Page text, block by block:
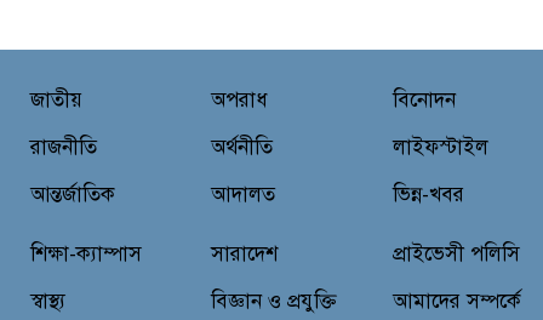
গণসংযোগ : মানুষ ব্যক্তি বা দল নয়,
নবীনগরে ইসলামী ছাত্রসেনার অভিষেক
ও পবিত্র ঈদে মিলাদুন্নবী (সাঃ)
উপলক্ষে স্বাগত র‍্যালি
জাতীয়
রাজনীতি
আন্তর্জাতিক
অপরাধ
অর্থনীতি
আদালত
বিনোদন
লাইফস্টাইল
ভিন্ন-খবর
শিক্ষা-ক্যাম্পাস
স্বাস্থ্য
সারাদেশ
বিজ্ঞান ও প্রযুক্তি
প্রাইভেসী পলিসি
আমাদের সম্পর্কে